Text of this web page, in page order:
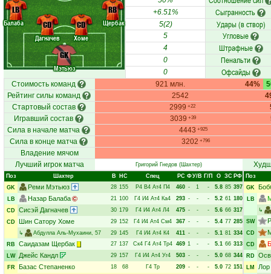
Мэтьюз
Балаба
Дагначев
Хоме
Щербак
GK
LB
CD
CD
RB +6.51% Сыгранность
5(2) Удары (в створ)
5 Угловые
4 Штрафные
0 Пенальти
0 Офсайды
Стоимость команд 921 млн. 44%
Рейтинг силы команд
2542
Стартовый состав
2999 +22
Игравший состав
3039 +39
Сила в начале матча
4443 +925
Сила в конце матча 3202 +796
Владение мячом
Лучший игрок матча
Григорий Гнедов (Шахтер)
Поз Шахтер В НC Спец РC ФУ/В Г/П О ЗС РФ
GK
Реми Мэтьюз 28 155 Р4 В4 Ат4 П4 460 - 1 - 5.8 85 397
LB
Назар Балаба 21 100 Г4 И4 Ат4 Ка4 293 - - - 5.2 61 180
CD Сисэй Дагначев 30 179 Г4 И4 Ат4 Л4 475 - - - 5.6 66 317
CD
Шин Сатору Хоме 29 152 Г4 И4 Ат4 См4 367 - - - 5.4 77 285
↳
Абдулла Аль-Мухаини, 57 29 145 Г4 И4 Ат4 К4 411 - - - 5.1 81 334
RB
Саидазам Щербак 27 137 Ск4 Г4 Ат4 Тр4 469 1 - - 5.1 66 313
LW
Джейс Кандл 29 157 Г4 И4 Ат4 Уг4 503 - - - 5.0 68 344
FR
Базас Степаненко 18 68 Г4 Тр 209 - - - 5.0 72 151
Поз
GK
LB
↳
SW
CD
CD
RD
LM Лор